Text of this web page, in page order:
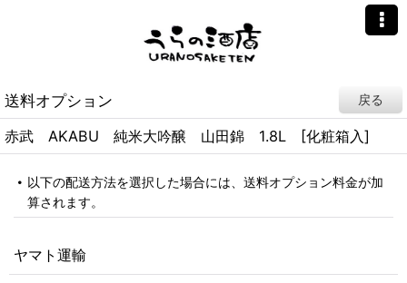
送料オプション 戻る
赤武 AKABU 純米大吟醸 山田錦 1.8L [化粧箱入]
以下の配送方法を選択した場合には、送料オプション料金が加
算されます。
ヤマト運輸